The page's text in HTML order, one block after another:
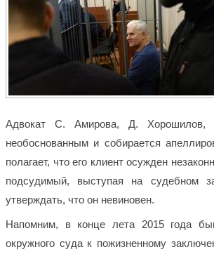
Адвокат С. Амирова, Д. Хорошилов,
необоснованным и собирается
полагает, что его клиент осужден
подсудимый, выступая на судебном
утверждать, что он невиновен.
Напомним, в конце лета 2015 года
окружного суда к пожизненному